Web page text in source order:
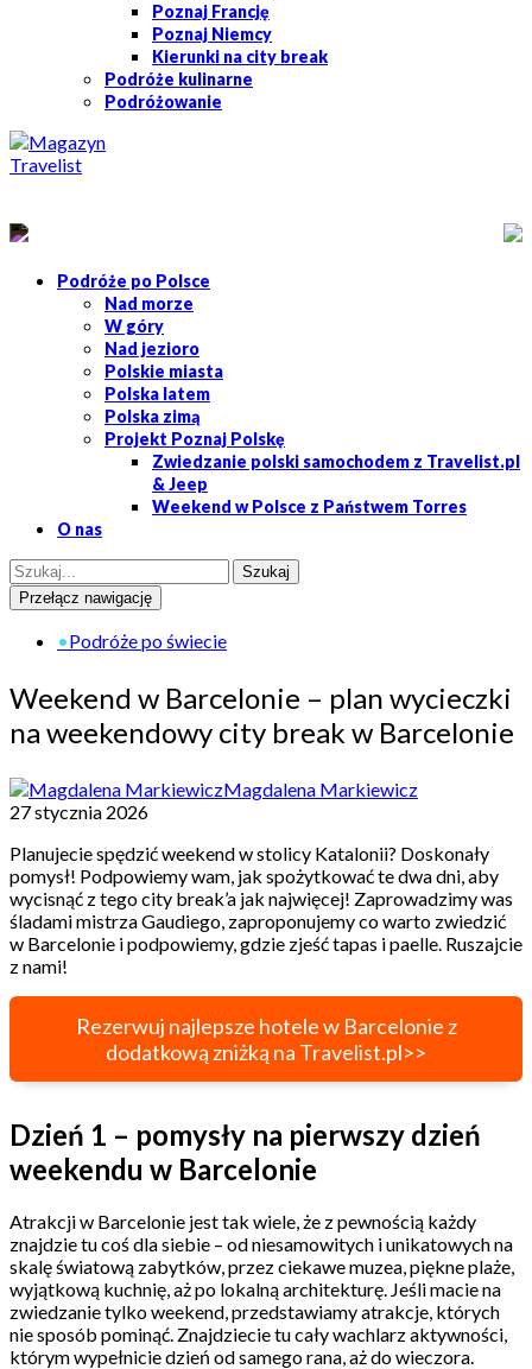
Poznaj Francję
Poznaj Niemcy
Kierunki na city break
Podróże kulinarne
Podróżowanie
Podróże po Polsce
Nad morze
W góry
Nad jezioro
Polskie miasta
Polska latem
Polska zimą
Projekt Poznaj Polskę
Zwiedzanie polski samochodem z Travelist.pl
& Jeep
Weekend w Polsce z Państwem Torres
O nas
Przełącz nawigację
•Podróże po świecie
Weekend w Barcelonie – plan wycieczki
na weekendowy city break w Barcelonie
Magdalena Markiewicz
27 stycznia 2026
Planujecie spędzić weekend w stolicy Katalonii? Doskonały
pomysł! Podpowiemy wam, jak spożytkować te dwa dni, aby
wycisnąć z tego city break’a jak najwięcej! Zaprowadzimy was
śladami mistrza Gaudiego, zaproponujemy co warto zwiedzić
w Barcelonie i podpowiemy, gdzie zjeść tapas i paelle. Ruszajcie
z nami!
Rezerwuj najlepsze hotele w Barcelonie z
dodatkową zniżką na Travelist.pl>>
Dzień 1 – pomysły na pierwszy dzień
weekendu w Barcelonie
Atrakcji w Barcelonie jest tak wiele, że z pewnością każdy
znajdzie tu coś dla siebie – od niesamowitych i unikatowych na
skalę światową zabytków, przez ciekawe muzea, piękne plaże,
wyjątkową kuchnię, aż po lokalną architekturę. Jeśli macie na
zwiedzanie tylko weekend, przedstawiamy atrakcje, których
nie sposób pominąć. Znajdziecie tu cały wachlarz aktywności,
którym wypełnicie dzień od samego rana, aż do wieczora.